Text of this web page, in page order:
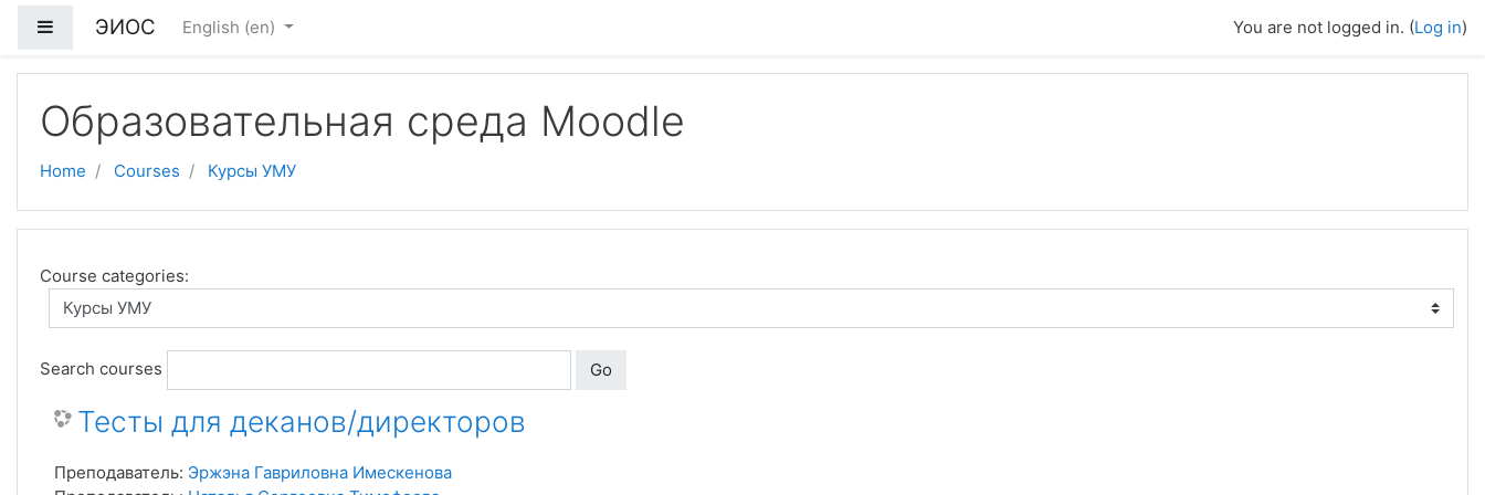
Side panel
ЭИОС English ‎(en)‎ You are not logged in. (Log in)
Образовательная среда Moodle
Home Courses Курсы УМУ
Course categories:
Search courses Go
Тесты для деканов/директоров
Преподаватель: Эржэна Гавриловна Имескенова